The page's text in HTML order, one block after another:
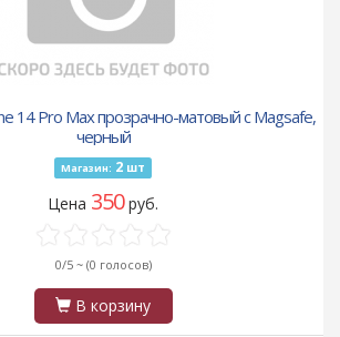
14 Pro Max прозрачно-матовый c Magsafe,
черный
Магазин: 2 шт
Цена 350руб.
0/5 ~ (0 голосов)
В корзину